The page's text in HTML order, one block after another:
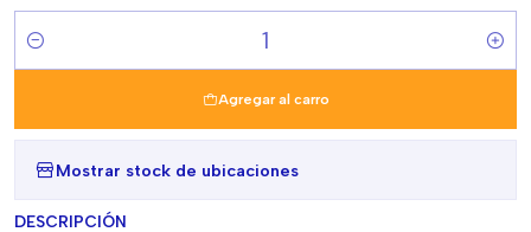
Cantidad
Agregar al carro
Mostrar stock de ubicaciones
DESCRIPCIÓN